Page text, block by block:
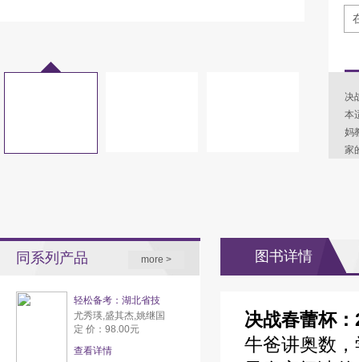
决
本
妈
家
同系列产品 more >
轻松备考：湖北省技
尤秀瑛,盛其杰,姚继国
定 价：98.00元
查看详情
图书详情
决战春蕾杯
牛爸讲奥数